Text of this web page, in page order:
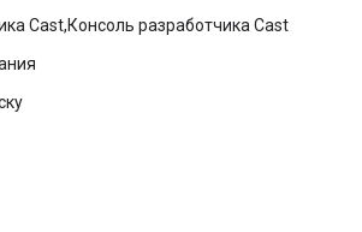
Cast,Консоль разработчика Cast